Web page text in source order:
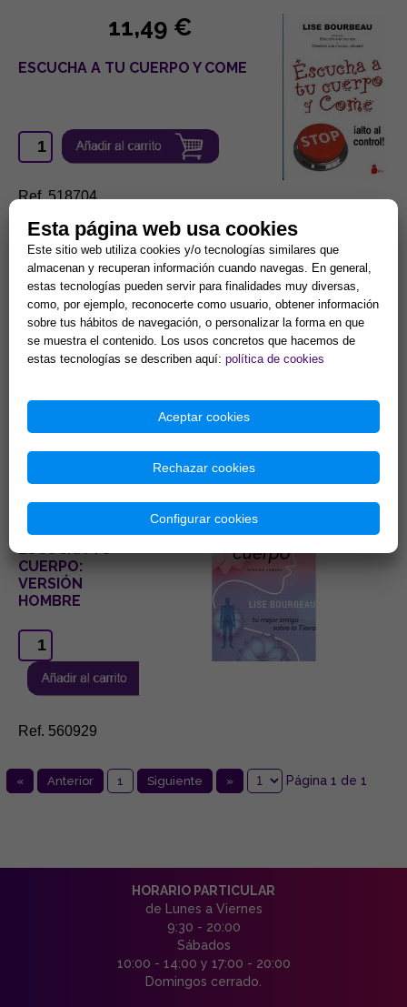
11,49 €
ESCUCHA A TU CUERPO Y COME
Ref. 518704
16,35 €
LAS CINCO
HERIDAS QUE
IMPIDEN SER
UNO MISMO
15,38 €
ESCUCHA TU
CUERPO:
VERSIÓN
HOMBRE
Ref. 560929
« Anterior 1 Siguiente » Página 1 de 1
HORARIO PARTICULAR
de Lunes a Viernes
9:30 - 20:00
Sábados
10:00 - 14:00 y 17:00 - 20:00
Domingos cerrado.
Esta página web usa cookies
Este sitio web utiliza cookies y/o tecnologías similares que
almacenan y recuperan información cuando navegas. En general,
estas tecnologías pueden servir para finalidades muy diversas,
como, por ejemplo, reconocerte como usuario, obtener información
sobre tus hábitos de navegación, o personalizar la forma en que
se muestra el contenido. Los usos concretos que hacemos de
estas tecnologías se describen aquí: política de cookies
Aceptar cookies
Rechazar cookies
Configurar cookies